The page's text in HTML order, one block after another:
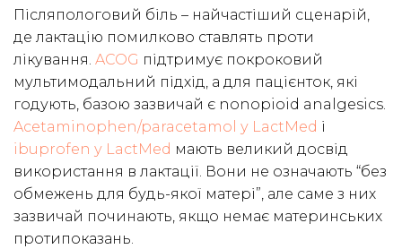
Післяпологовий біль – найчастіший сценарій,
де лактацію помилково ставлять проти
лікування. ACOG підтримує покроковий
мультимодальний підхід, а для пацієнток, які
годують, базою зазвичай є nonopioid analgesics.
Acetaminophen/paracetamol у LactMed і
ibuprofen у LactMed мають великий досвід
використання в лактації. Вони не означають “без
обмежень для будь-якої матері”, але саме з них
зазвичай починають, якщо немає материнських
протипоказань.